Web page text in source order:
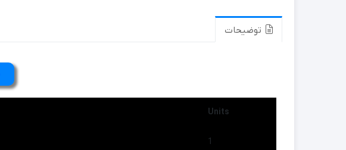
توضیحات
Units
1